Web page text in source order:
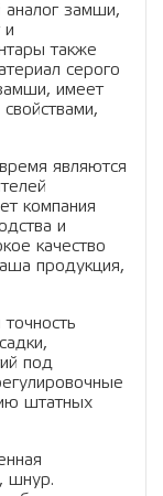
аналог замши,
и
также
серого
имеет
являются
компания
и
качество
продукция,
под
штатных
шнур.